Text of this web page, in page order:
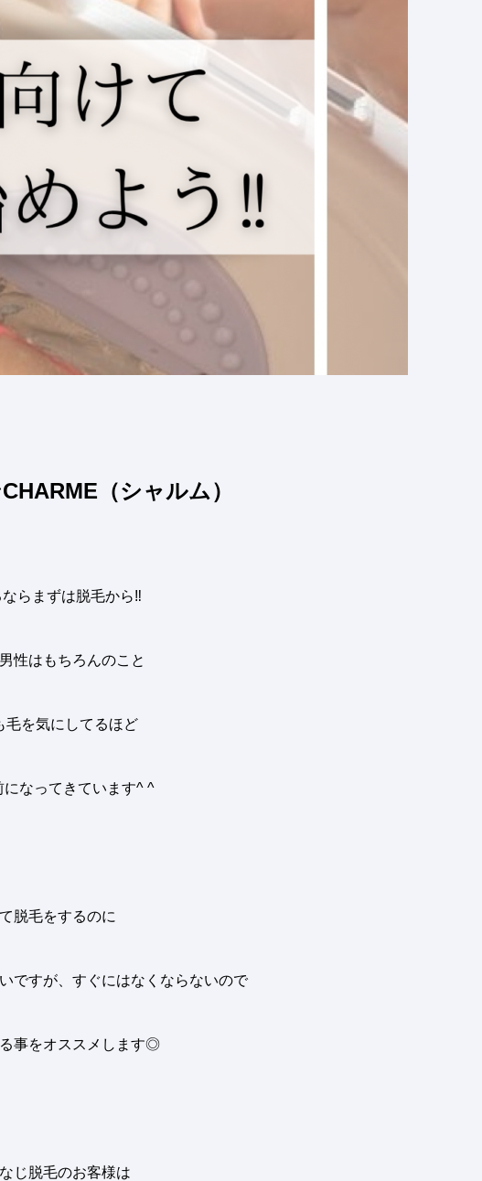
（シャルム）
らまずは脱毛から‼︎
性はもちろんのこと
毛を気にしてるほど
なってきています^ ^
脱毛をするのに
ですが、 すぐにはなくならないので
事をオススメします◎
じ脱毛のお客様は